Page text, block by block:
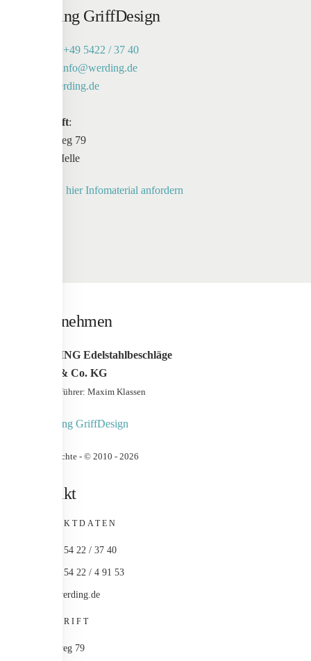
Werding GriffDesign
+49 5422 / 37 40
info@werding.de
werding.de
Anschrift:
Maschweg 79
49324 Melle
hier Infomaterial anfordern
Unternehmen
WERDING Edelstahlbeschläge
GmbH & Co. KG
Geschäfstführer: Maxim Klassen
Urheberrechte - © 2010 - 2026
Kontakt
KONTAKTDATEN
+49 (0) 54 22 / 37 40
+49 (0) 54 22 / 4 91 53
info@werding.de
ANSCHRIFT
Maschweg 79